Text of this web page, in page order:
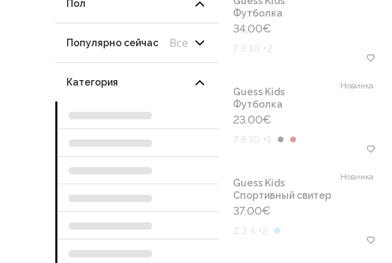
Пол
Популярно сейчас Все
Категория
Футболка
34.00€
7 8 10 +2
Новинка
Guess Kids
Футболка
23.00€
7 8 10 +1
Новинка
Guess Kids
Cпортивный свитер
37.00€
2 3 4 +2